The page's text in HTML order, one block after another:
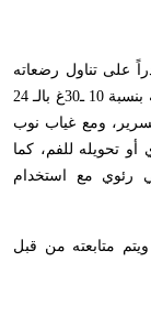
على تناول رضعاته
كافة بالفم سواء من الثدي أم الزجاجة مع زيادة وزنه بنسبة 10 ـ30غ بالـ 24
ومع غياب نوب
تحويله للفم، كما
رئوي مع استخدام
عندما يصل وزنه إلى 1800 ـ2100غ، ويتم متابعته من قبل